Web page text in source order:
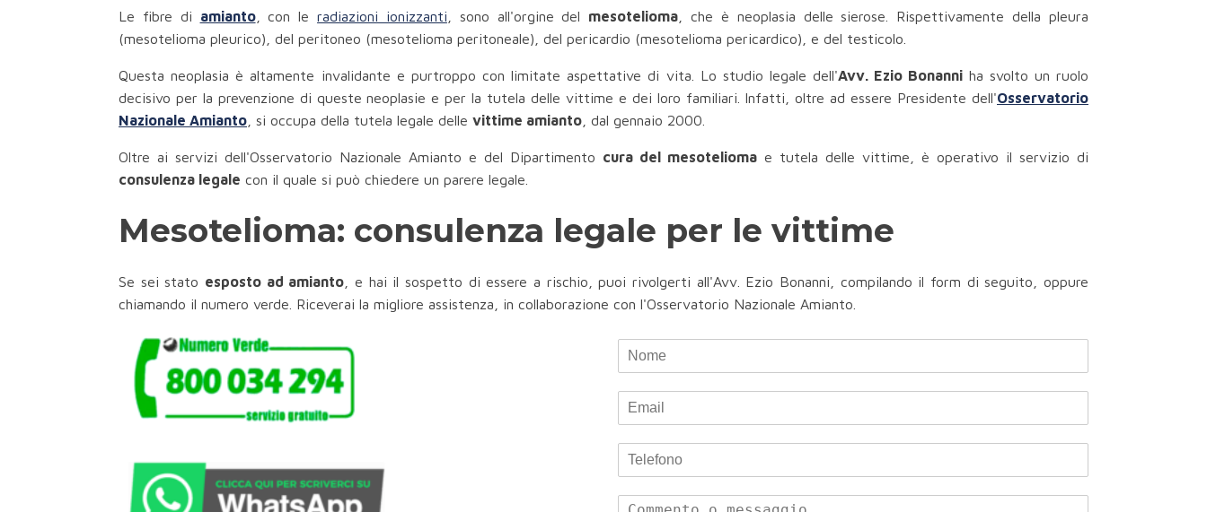
Le fibre di amianto, con leradiazioni ionizzanti , sono all'orgine del mesotelioma , che è neoplasia delle sierose. Rispettivamente della pleura
(mesotelioma pleurico), del peritoneo (mesotelioma peritoneale), del pericardio (mesotelioma pericardico), e del testicolo.
Questa neoplasia è altamente invalidante e purtroppo con limitate aspettative di vita. Lo studio legale dell'Avv. Ezio Bonanni ha svolto un ruolo
decisivo per la prevenzione di queste neoplasie e per la tutela delle vittime e dei loro familiari. Infatti, oltre ad essere Presidente dell'Osservatorio
Nazionale Amianto , si occupa della tutela legale delle vittime amianto , dal gennaio 2000.
Oltre ai servizi dell'Osservatorio Nazionale Amianto e del Dipartimento cura del mesotelioma e tutela delle vittime, è operativo il servizio di
consulenza legale con il quale si può chiedere un parere legale.
Mesotelioma: consulenza legale per le vittime
Se sei stato esposto ad amianto , e hai il sospetto di essere a rischio, puoi rivolgerti all'Avv. Ezio Bonanni, compilando il form di seguito, oppure
chiamando il numero verde. Riceverai la migliore assistenza, in collaborazione con l'Osservatorio Nazionale Amianto.